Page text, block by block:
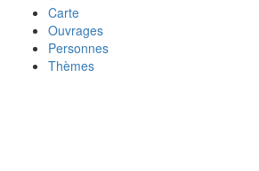
Carte
Ouvrages
Personnes
Thèmes